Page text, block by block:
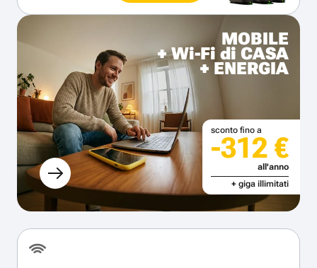
MOBILE
+ Wi-Fi di CASA
+ ENERGIA
sconto fino a
-312 €
all'anno
+ giga illimitati